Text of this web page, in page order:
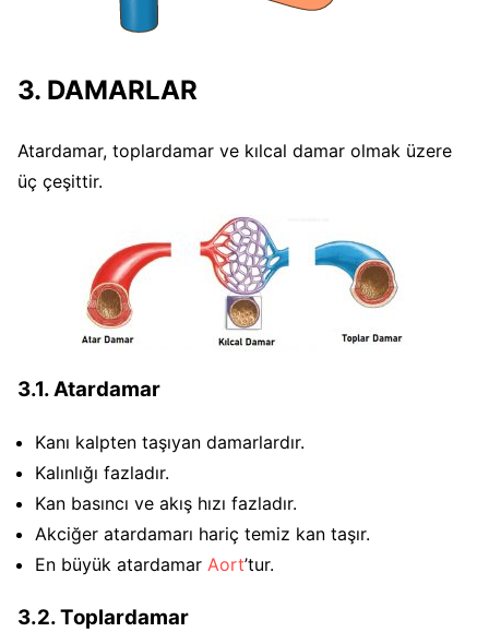
3. DAMARLAR
Atardamar, toplardamar ve kılcal damar olmak üzere
üç çeşittir.
3.1. Atardamar
Kanı kalpten taşıyan damarlardır.
Kalınlığı fazladır.
Kan basıncı ve akış hızı fazladır.
Akciğer atardamarı hariç temiz kan taşır.
En büyük atardamar Aort’tur.
3.2. Toplardamar